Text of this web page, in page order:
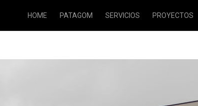
HOME PATAGOM SERVICIOS PROYECTOS